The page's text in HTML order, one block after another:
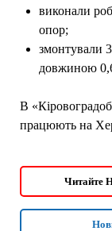
виконали
опор;
змонтували
довжиною
В
працюють на
Читайте